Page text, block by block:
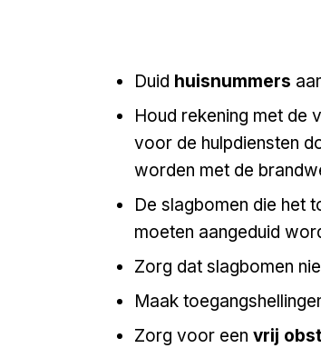
Duid huisnummers
Houd rekening met de
voor de hulpdiensten
worden met de
De slagbomen die het
moeten aangeduid
Zorg dat slagbomen
Maak
Zorg voor een vrij